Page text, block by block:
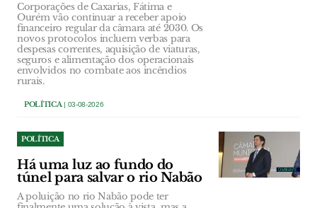
Corporações de Caxarias, Fátima e
Ourém vão continuar a receber apoio
financeiro regular da câmara até 2030. Os
novos protocolos incluem verbas para
despesas correntes, aquisição de viaturas,
seguros e alimentação dos operacionais
envolvidos no combate aos incêndios
rurais.
POLÍTICA| 03-08-2026
POLÍTICA
Há uma luz ao fundo do
túnel para salvar o rio Nabão
A poluição no rio Nabão pode ter